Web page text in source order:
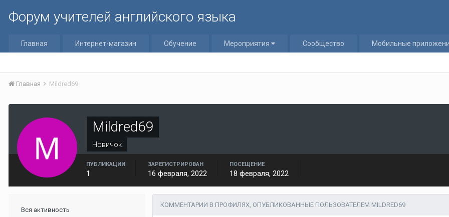
Форум учителей английского языка
Главная Интернет-магазин Обучение Мероприятия Сообщество Мобильные
Главная Mildred69
Mildred69
Новичок
ПУБЛИКАЦИИ
1
ЗАРЕГИСТРИРОВАН
16 февраля, 2022
ПОСЕЩЕНИЕ
18 февраля, 2022
Вся активность
КОММЕНТАРИИ В ПРОФИЛЯХ, ОПУБЛИКОВАННЫЕ ПОЛЬЗОВАТЕЛЕМ MILDRED69